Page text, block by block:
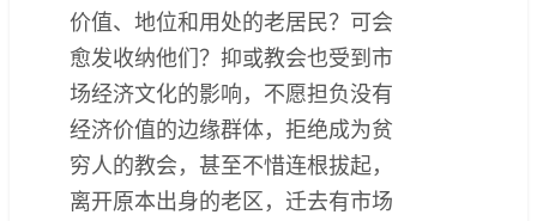
价值、地位和用处的老居民？可会
愈发收纳他们？抑或教会也受到市
场经济文化的影响，不愿担负没有
经济价值的边缘群体，拒绝成为贫
穷人的教会，甚至不惜连根拔起，
离开原本出身的老区，迁去有市场